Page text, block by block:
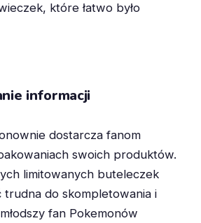
które łatwo było
informacji
dostarcza fanom
swoich produktów.
limitowanych buteleczek
trudna do skompletowania i
fan Pokemonów